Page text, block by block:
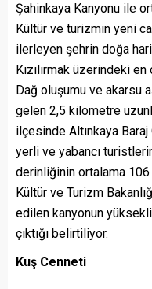
Şahinkaya Kanyonu ile
Kültür ve turizmin yeni
ilerleyen şehrin doğa
Kızılırmak üzerindeki
Dağ oluşumu ve akarsu
gelen 2,5 kilometre
ilçesinde Altınkaya
yerli ve yabancı
derinliğinin ortalama
Kültür ve Turizm
edilen kanyonun
çıktığı belirtiliyor.
Kuş Cenneti